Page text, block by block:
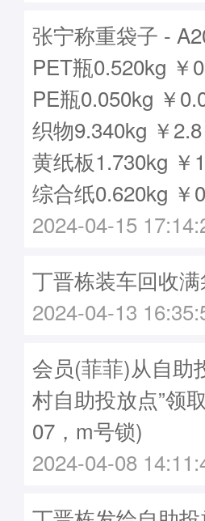
张宁称重袋子 -
PET瓶0.520kg ￥
PE瓶0.050kg ￥
织物9.340kg ￥2.8
黄纸板1.730kg ￥
综合纸0.620kg ￥
2024-04-15
丁晋栋装车回收
2024-04-13
会员(菲菲)从自助
村自助投放点”领
07，m号锁)
2024-04-08